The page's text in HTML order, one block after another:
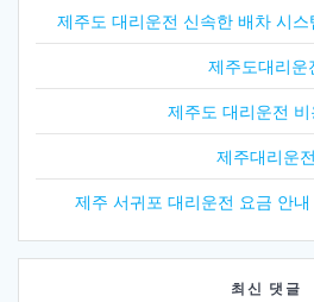
제주도 대리운전 신속한 배차 시
제주도대리운
제주도 대리운전 비
제주대리운전
제주 서귀포 대리운전 요금 안
최신 댓글